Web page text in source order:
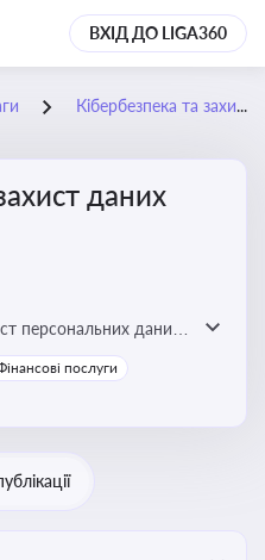
ВХІД ДО LIGA360
Кібербезпека та захист даних
даних
персональних даних
послуги